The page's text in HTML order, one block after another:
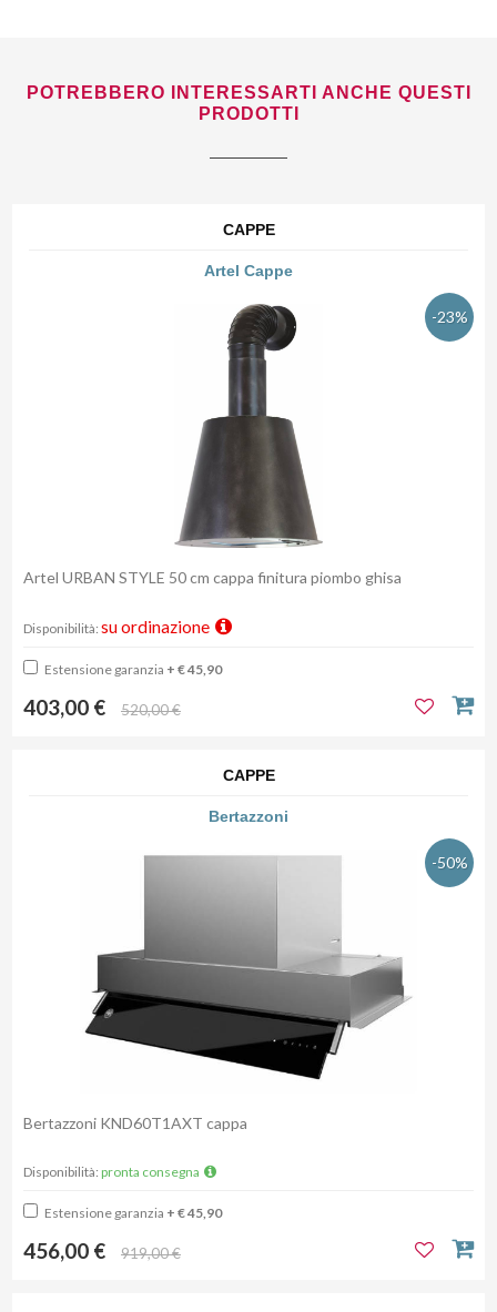
POTREBBERO INTERESSARTI ANCHE QUESTI
PRODOTTI
CAPPE
Artel Cappe
-23%
Artel URBAN STYLE 50 cm cappa finitura piombo ghisa
Disponibilità: su ordinazione
Estensione garanzia + € 45,90
403,00 € 520,00 €
CAPPE
Bertazzoni
-50%
Bertazzoni KND60T1AXT cappa
Disponibilità: pronta consegna
Estensione garanzia + € 45,90
456,00 € 919,00 €